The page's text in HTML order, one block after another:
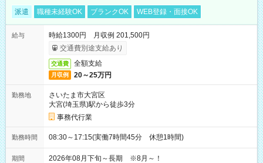
派遣 職種未経験OK ブランクOK WEB登録・面接OK
給与
時給1300円 月収例 201,500円
交通費別途支給あり
交通費 全額支給
月収例 20～25万円
勤務地
さいたま市大宮区
大宮(埼玉県)駅から徒歩3分
事務代行業
勤務時間 08:30～17:15(実働7時間45分 休憩1時間)
期間 2026年08月下旬～長期 ※8月～！